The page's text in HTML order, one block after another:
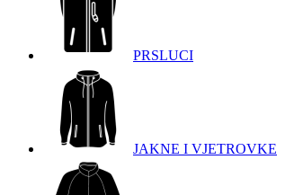
PRSLUCI
JAKNE I VJETROVKE